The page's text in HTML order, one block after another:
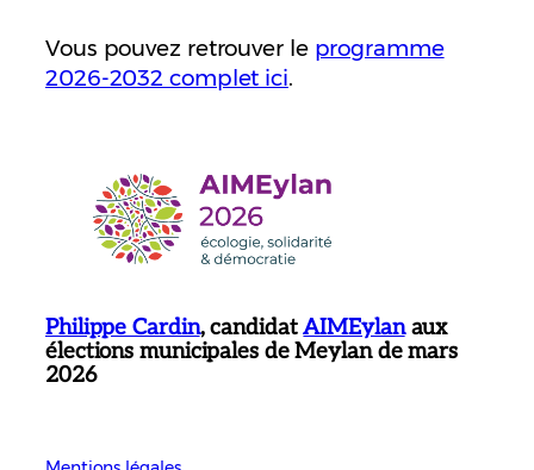
Vous pouvez retrouver le programme
2026-2032 complet ici.
Philippe Cardin, candidatAIMEylanaux
élections municipales de Meylan de mars
2026